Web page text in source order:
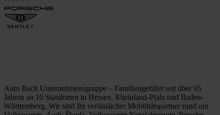
Auto Bach Unternehmensgruppe – Familiengeführt seit über 95
Jahren an 10 Standorten in Hessen, Rheinland-Pfalz und Baden-
Württemberg. Wir sind Ihr verlässlicher Mobilitätspartner rund um